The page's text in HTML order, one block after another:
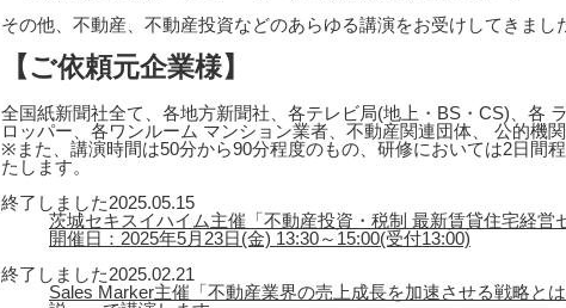
その他、不動産、不動産投資などのあらゆる講演をお受けしてきまし
【ご依頼元企業様】
全国紙新聞社全て、各地方新聞社、各テレビ局(地上・BS・CS)、各
ロッパー、各ワンルーム マンション業者、不動産関連団体、 公的機
※また、講演時間は50分から90分程度のもの、研修においては2日
たします。
終了しました2025.05.15
茨城セキスイハイム主催「不動産投資・税制 最新賃貸住宅経営
開催日：2025年5月23日(金) 13:30～15:00(受付13:00)
終了しました2025.02.21
Sales Marker主催「不動産業界の売上成長を加速させる戦略と